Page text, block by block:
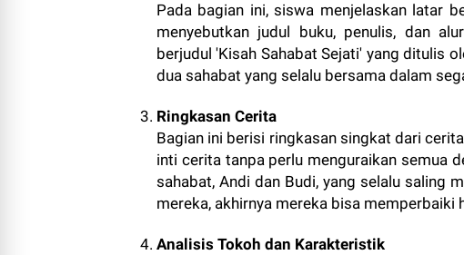
Pada bagian ini, siswa menjelaskan latar
menyebutkan judul buku, penulis, dan
berjudul 'Kisah Sahabat Sejati' yang ditulis
dua sahabat yang selalu bersama dalam
Ringkasan Cerita
Bagian ini berisi ringkasan singkat dari
inti cerita tanpa perlu menguraikan semua
sahabat, Andi dan Budi, yang selalu saling
mereka, akhirnya mereka bisa memperbaiki
Analisis Tokoh dan Karakteristik